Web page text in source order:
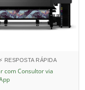
⚡ RESPOSTA RÁPIDA
com Consultor via